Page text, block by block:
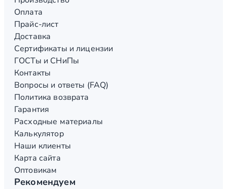
Оплата
Прайс-лист
Доставка
Сертификаты и лицензии
ГОСТы и СНиПы
Контакты
Вопросы и ответы (FAQ)
Политика возврата
Гарантия
Расходные материалы
Калькулятор
Наши клиенты
Карта сайта
Оптовикам
Рекомендуем